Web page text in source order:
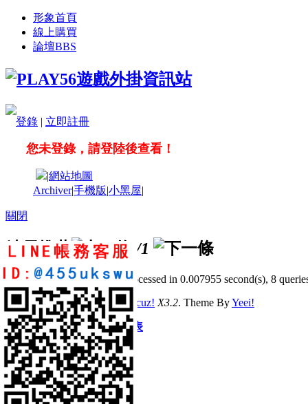
形象首頁
線上購買
論壇BBS
登錄 | 立即註冊
您未登錄，請登陸後查看！
|網站地圖
Archiver|手機版|小黑屋|
關閉
站長推薦 /1
GMT+8, 2026-8-9 16:47, Processed in 0.007955 second(s), 8
© 2001-2011 Powered byDiscuz! X3.2. Theme ByYeei!
快速回復 返回頂部 返回列表